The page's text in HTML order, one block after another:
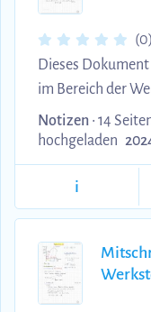
(0)
Dieses
im Bereich der
dabei auf das
Modulhandbuch.
Notizen • 14
hochgeladen
i